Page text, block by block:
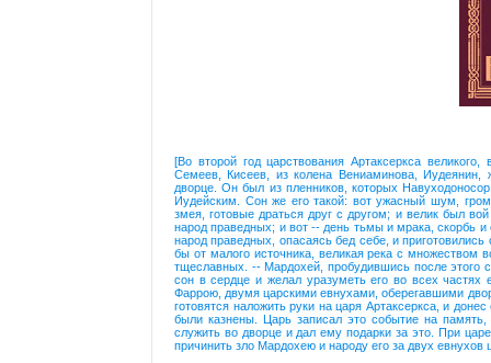
[Во второй год царствования Артаксеркса
Семеев, Кисеев, из колена Вениаминова,
дворце. Он был из пленников, которых
Иудейским. Сон же его такой: вот ужасный шум,
змея, готовые драться друг с другом; и велик был
народ праведных; и вот -- день тьмы и мрака, скорбь
народ праведных, опасаясь бед себе, и
бы от малого источника, великая река с множеством
тщеславных. -- Мардохей, пробудившись после этого
сон в сердце и желал уразуметь его во всех
Фаррою, двумя царскими евнухами, оберегавшими
готовятся наложить руки на царя Артаксеркса, и
были казнены. Царь записал это событие на
служить во дворце и дал ему подарки за это. При
причинить зло Мардохею и народу его за двух евнухов